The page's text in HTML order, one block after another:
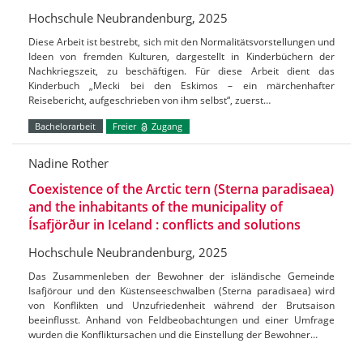
Hochschule Neubrandenburg, 2025
Diese Arbeit ist bestrebt, sich mit den Normalitätsvorstellungen und
Ideen von fremden Kulturen, dargestellt in Kinderbüchern der
Nachkriegszeit, zu beschäftigen. Für diese Arbeit dient das
Kinderbuch „Mecki bei den Eskimos – ein märchenhafter
Reisebericht, aufgeschrieben von ihm selbst“, zuerst…
Bachelorarbeit Freier Zugang
Nadine Rother
Coexistence of the Arctic tern (Sterna paradisaea)
and the inhabitants of the municipality of
Ísafjörður in Iceland : conflicts and solutions
Hochschule Neubrandenburg, 2025
Das Zusammenleben der Bewohner der isländische Gemeinde
Isafjörour und den Küstenseeschwalben (Sterna paradisaea) wird
von Konflikten und Unzufriedenheit während der Brutsaison
beeinflusst. Anhand von Feldbeobachtungen und einer Umfrage
wurden die Konfliktursachen und die Einstellung der Bewohner…